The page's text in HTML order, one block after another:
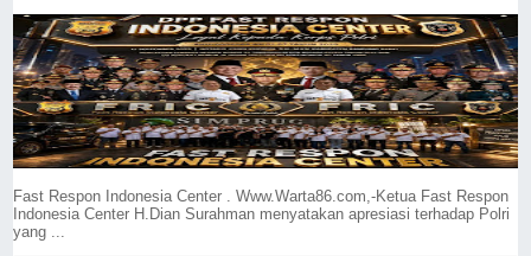
Fast Respon Indonesia Center . Www.Warta86.com,-Ketua Fast Respon
Indonesia Center H.Dian Surahman menyatakan apresiasi terhadap Polri
yang ...